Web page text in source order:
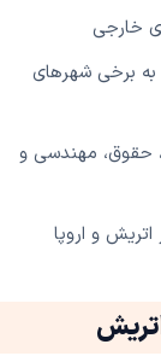
خارجی
به برخی شهرهای
حقوق، مهندسی و
و اروپا